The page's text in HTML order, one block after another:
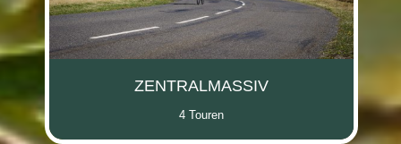
ZENTRALMASSIV
4 Touren